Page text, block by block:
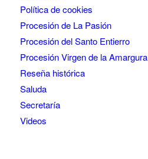
Política de cookies
Procesión de La Pasión
Procesión del Santo Entierro
Procesión Virgen de la Amargura
Reseña histórica
Saluda
Secretaría
Videos